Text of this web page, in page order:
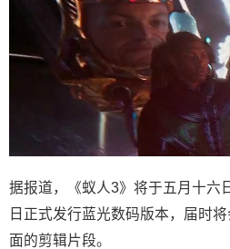
据报道，《蚁人3》将于五月十六
日正式发行蓝光数码版本，届时
面的剪辑片段。